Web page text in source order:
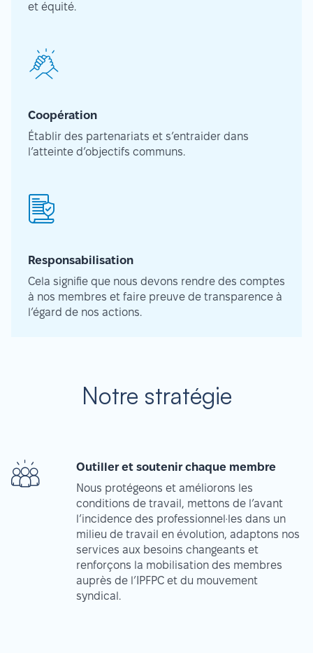
et équité.
Coopération
Établir des partenariats et s’entraider dans
l’atteinte d’objectifs communs.
Responsabilisation
Cela signifie que nous devons rendre des comptes
à nos membres et faire preuve de transparence à
l’égard de nos actions.
Notre stratégie
Outiller et soutenir chaque membre
Nous protégeons et améliorons les
conditions de travail, mettons de l’avant
l’incidence des professionnel·les dans un
milieu de travail en évolution, adaptons nos
services aux besoins changeants et
renforçons la mobilisation des membres
auprès de l’IPFPC et du mouvement
syndical.